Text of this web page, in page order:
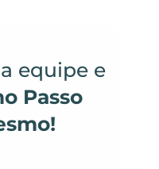
equipe e
Passo